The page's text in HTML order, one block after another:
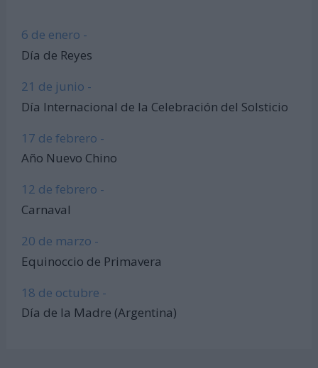
6 de enero -
Día de Reyes
21 de junio -
Día Internacional de la Celebración del Solsticio
17 de febrero -
Año Nuevo Chino
12 de febrero -
Carnaval
20 de marzo -
Equinoccio de Primavera
18 de octubre -
Día de la Madre (Argentina)